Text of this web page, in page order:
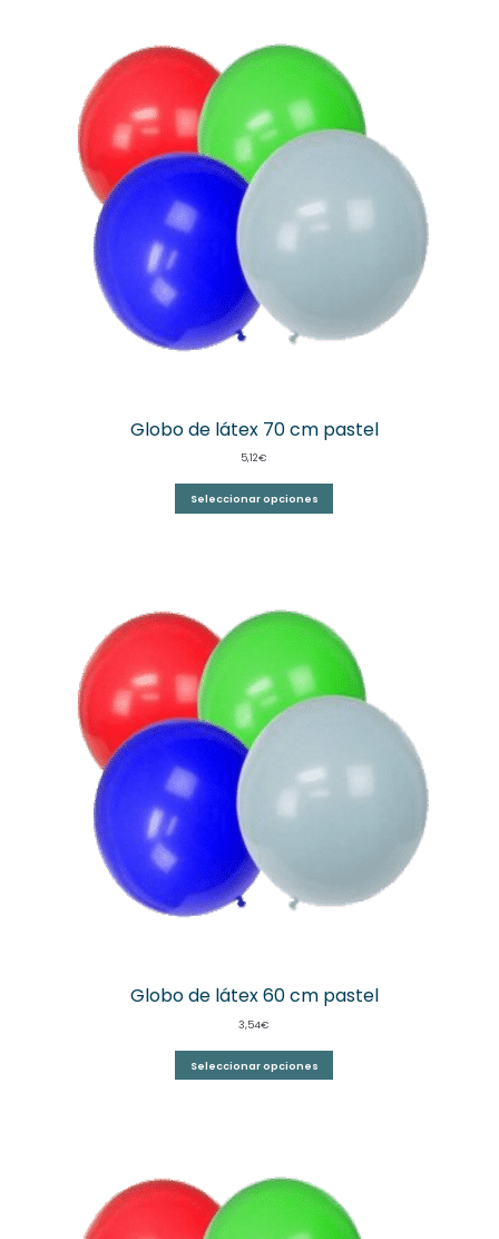
Globo de látex 70 cm pastel
5,12€
Seleccionar opciones
Globo de látex 60 cm pastel
3,54€
Seleccionar opciones